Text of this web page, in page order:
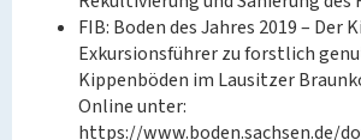
FIB: Boden des Jahres 2019 – Der
Exkursionsführer zu forstlich
Kippenböden im Lausitzer
Online unter:
https://www.boden.sachsen.de/